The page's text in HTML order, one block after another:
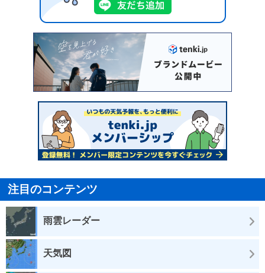
注目のコンテンツ
雨雲レーダー
天気図